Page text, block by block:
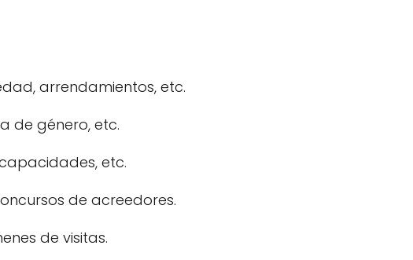
arrendamientos, etc.
de género, etc.
etc.
de acreedores.
de visitas.